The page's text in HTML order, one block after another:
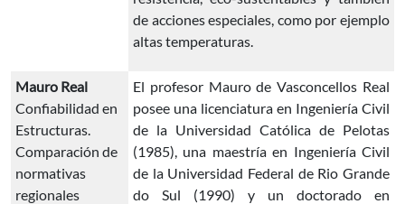
de acciones especiales, como por ejemplo
altas temperaturas.
Mauro Real
Confiabilidad en
Estructuras.
Comparación de
normativas
regionales
El profesor Mauro de Vasconcellos Real
posee una licenciatura en Ingeniería Civil
de la Universidad Católica de Pelotas
(1985), una maestría en Ingeniería Civil
de la Universidad Federal de Rio Grande
do Sul (1990) y un doctorado en